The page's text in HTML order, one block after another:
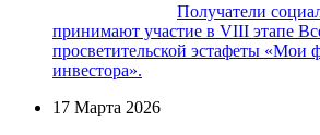
Получатели
принимают участие в VIII этапе
просветительской эстафеты «Мои
инвестора».
17 Марта 2026